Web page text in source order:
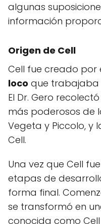
algunas
información
Origen de Cell
Cell fue creado por
loco que trabajaba
El Dr. Gero
más poderosos de
Vegeta y Piccolo, y
Cell.
Una vez que Cell
etapas de
forma final.
se transformó en
conocida como